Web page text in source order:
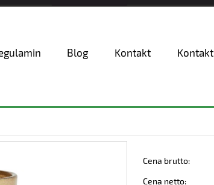
Blog Kontakt Kontakt
Cena brutto:
Cena netto: